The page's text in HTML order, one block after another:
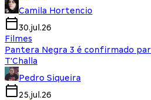
Camila Hortencio
30.jul.26
Filmes
Pantera Negra 3 é confirmado
T'Challa
Pedro Siqueira
25.jul.26